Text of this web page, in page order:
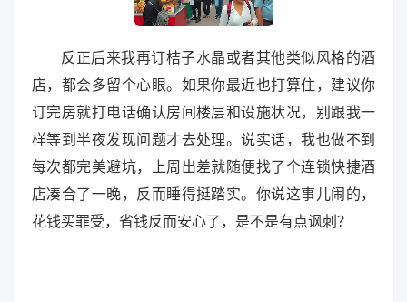
反正后来我再订桔子水晶或者其他类似风格的酒
店，都会多留个心眼。如果你最近也打算住，建议你
订完房就打电话确认房间楼层和设施状况，别跟我一
样等到半夜发现问题才去处理。说实话，我也做不到
每次都完美避坑，上周出差就随便找了个连锁快捷酒
店凑合了一晚，反而睡得挺踏实。你说这事儿闹的，
花钱买罪受，省钱反而安心了，是不是有点讽刺？